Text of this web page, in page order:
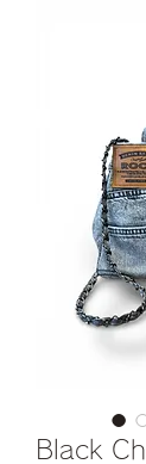
Black